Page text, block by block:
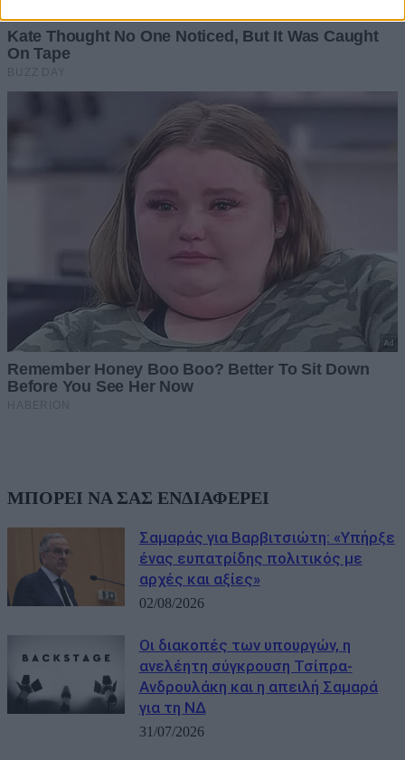
ΜΠΟΡΕΙ ΝΑ ΣΑΣ ΕΝΔΙΑΦΕΡΕΙ
Σαμαράς για Βαρβιτσιώτη: «Υπήρξε
ένας ευπατρίδης πολιτικός με
αρχές και αξίες»
02/08/2026
Οι διακοπές των υπουργών, η
ανελέητη σύγκρουση Τσίπρα-
Ανδρουλάκη και η απειλή Σαμαρά
για τη ΝΔ
31/07/2026